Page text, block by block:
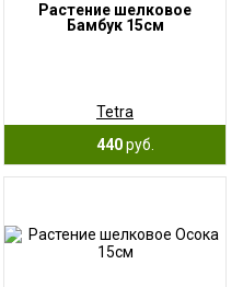
Растение шелковое
Бамбук 15см
Tetra
440руб.